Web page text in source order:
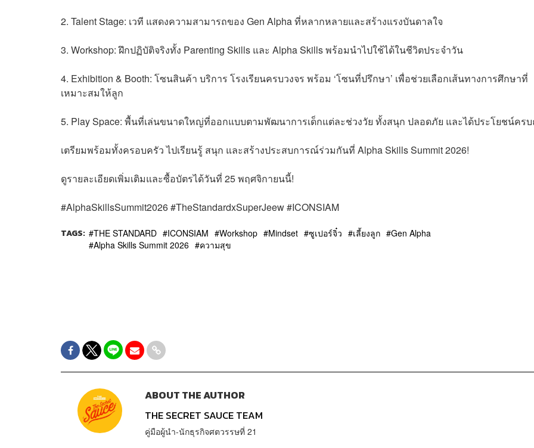
2. Talent Stage: เวที แสดงความสามารถของ Gen Alpha ที่หลากหลายและสร้างแรงบันดาลใจ
3. Workshop: ฝึกปฏิบัติจริงทั้ง Parenting Skills และ Alpha Skills พร้อมนำไปใช้ได้ในชีวิตประจำวัน
4. Exhibition & Booth: โซนสินค้า บริการ โรงเรียนครบวงจร พร้อม ‘โซนที่ปรึกษา’ เพื่อช่วยเลือกเส้นทางการศึกษาที่
เหมาะสมให้ลูก
5. Play Space: พื้นที่เล่นขนาดใหญ่ที่ออกแบบตามพัฒนาการเด็กแต่ละช่วงวัย ทั้งสนุก ปลอดภัย และได้ประโยชน์คร
เตรียมพร้อมทั้งครอบครัว ไปเรียนรู้ สนุก และสร้างประสบการณ์ร่วมกันที่ Alpha Skills Summit 2026!
ดูรายละเอียดเพิ่มเติมและซื้อบัตรได้วันที่ 25 พฤศจิกายนนี้!
#AlphaSkillsSummit2026 #TheStandardxSuperJeew #ICONSIAM
TAGS: THE STANDARD ICONSIAM Workshop Mindset ซูเปอร์จิ๋ว เลี้ยงลูก
Gen Alpha
Alpha Skills Summit 2026
ความสุข
ABOUT THE AUTHOR
THE SECRET SAUCE TEAM
คู่มือผู้นำ-นักธุรกิจศตวรรษที่ 21